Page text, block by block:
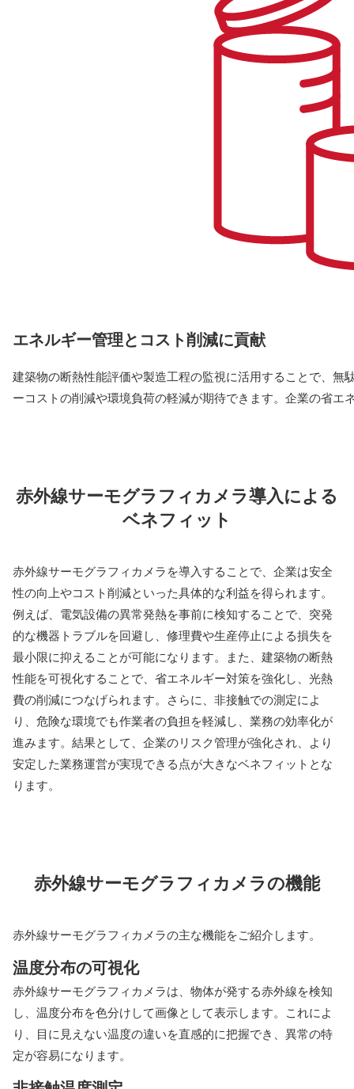
エネルギー管理とコスト削減に貢献
建築物の断熱性能評価や製造工程の監視に活用することで、
ーコストの削減や環境負荷の軽減が期待できます。企業の省エ
赤外線サーモグラフィカメラ導入による
ベネフィット
赤外線サーモグラフィカメラを導入することで、企業は安全
性の向上やコスト削減といった具体的な利益を得られます。
例えば、電気設備の異常発熱を事前に検知することで、突発
的な機器トラブルを回避し、修理費や生産停止による損失を
最小限に抑えることが可能になります。また、建築物の断熱
性能を可視化することで、省エネルギー対策を強化し、光熱
費の削減につなげられます。さらに、非接触での測定によ
り、危険な環境でも作業者の負担を軽減し、業務の効率化が
進みます。結果として、企業のリスク管理が強化され、より
安定した業務運営が実現できる点が大きなベネフィットとな
ります。
赤外線サーモグラフィカメラの機能
赤外線サーモグラフィカメラの主な機能をご紹介します。
温度分布の可視化
赤外線サーモグラフィカメラは、物体が発する赤外線を検知
し、温度分布を色分けして画像として表示します。これによ
り、目に見えない温度の違いを直感的に把握でき、異常の特
定が容易になります。